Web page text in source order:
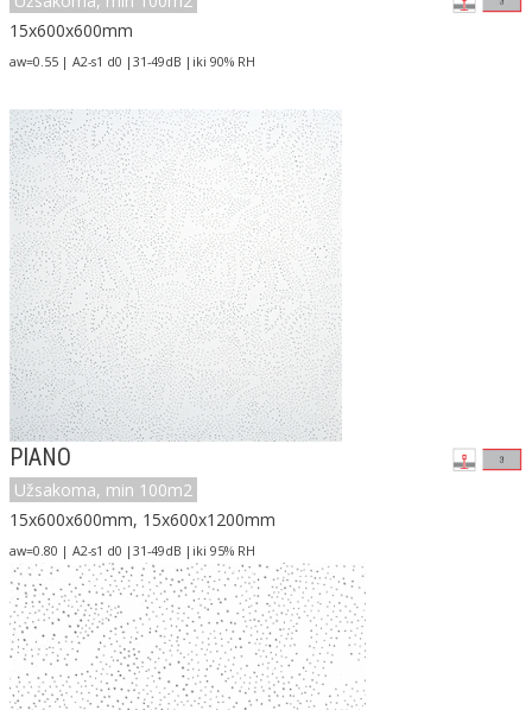
15x600x600mm
aw=0.55 | A2-s1 d0 |31-49dB |iki 90% RH
PIANO
Užsakoma, min 100m2
15x600x600mm, 15x600x1200mm
aw=0.80 | A2-s1 d0 |31-49dB |iki 95% RH